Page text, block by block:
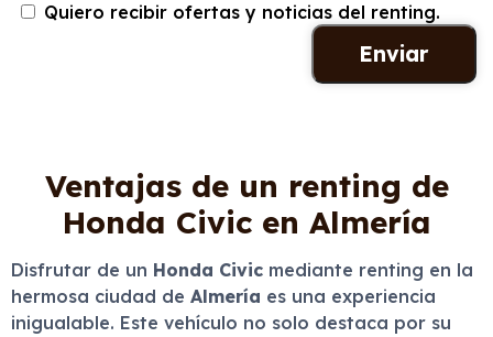
Quiero recibir ofertas y noticias del renting.
Ventajas de un renting de
Honda Civic en Almería
Disfrutar de un Honda Civic mediante renting en la
hermosa ciudad de Almería es una experiencia
inigualable. Este vehículo no solo destaca por su